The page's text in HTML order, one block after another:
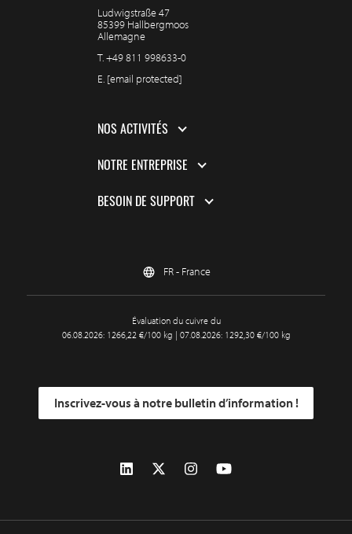
Ludwigstraße 47
85399 Hallbergmoos
Allemagne
T.+49 811 998633-0
E. [email protected]
NOS ACTIVITÉS
NOTRE ENTREPRISE
BESOIN DE SUPPORT
FR - France
Évaluation du cuivre du
06.08.2026: 1266,22 €/100 kg | 07.08.2026: 1292,30 €/100 kg
Inscrivez-vous à notre bulletin d’information !